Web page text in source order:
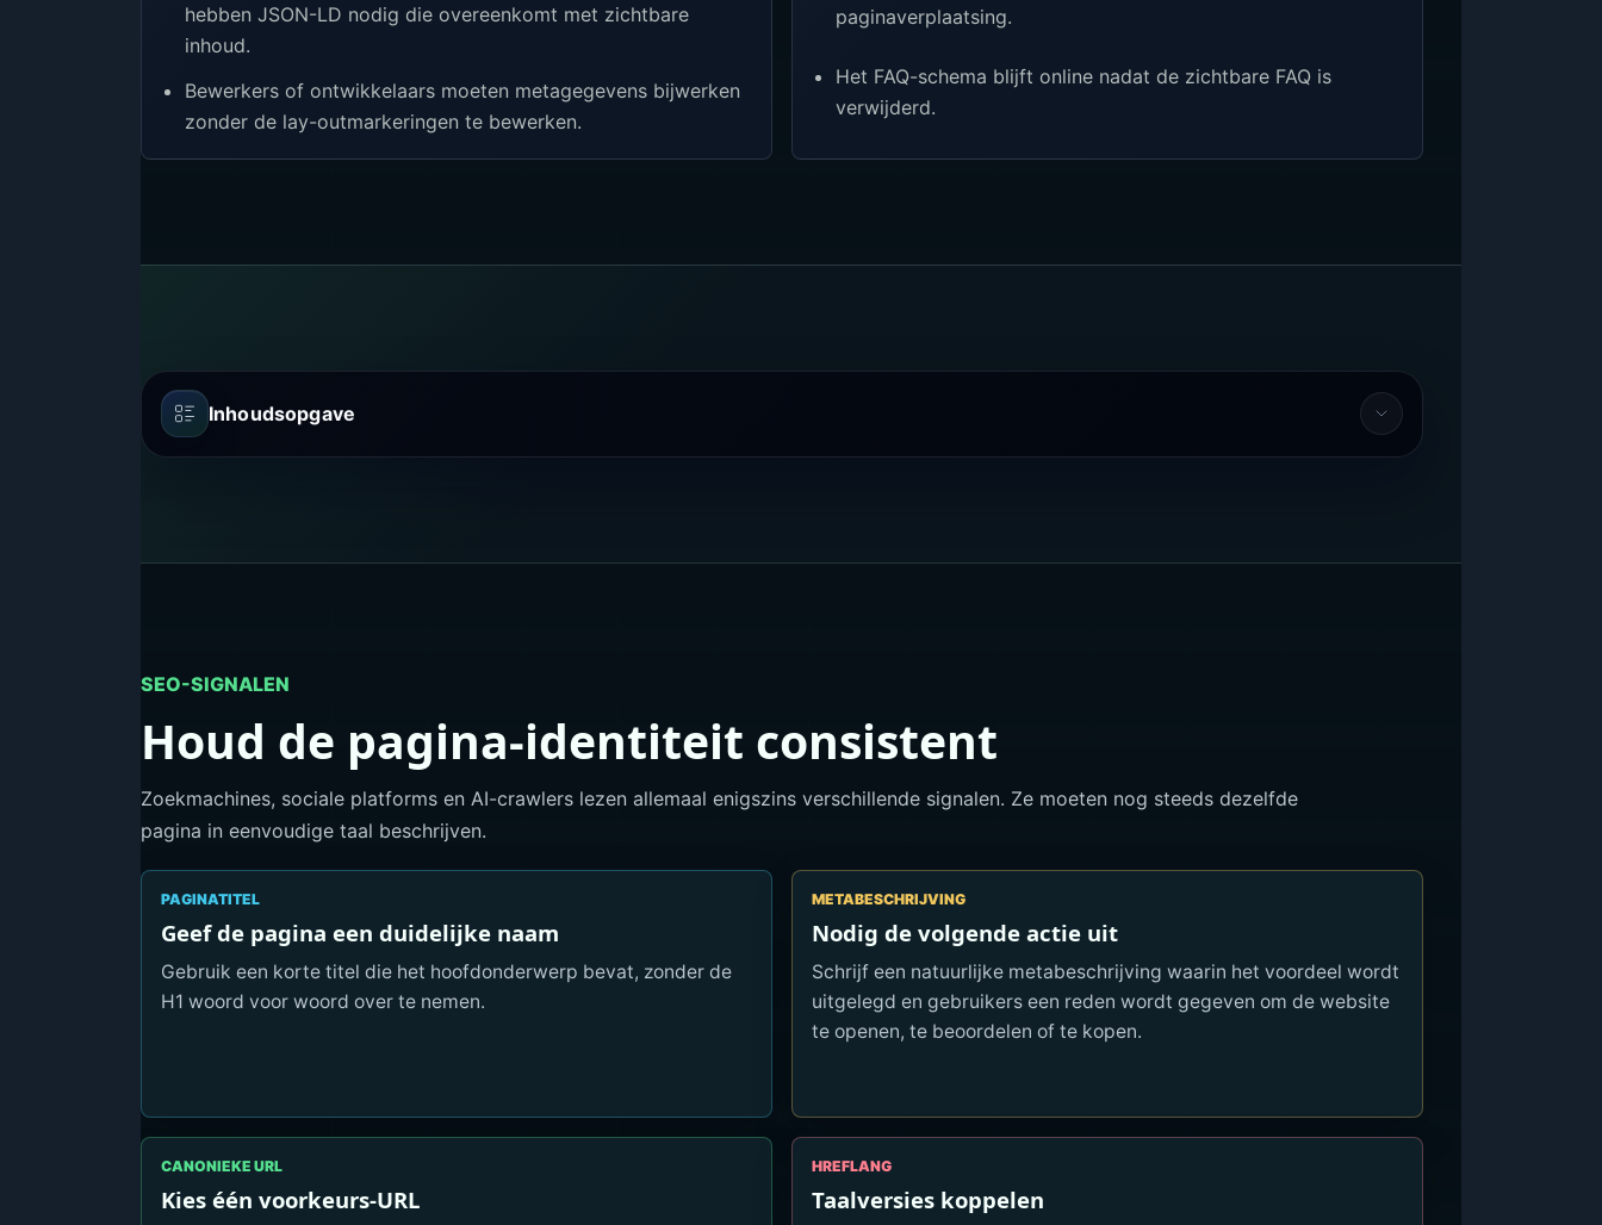
hebben JSON-LD nodig die overeenkomt met zichtbare
inhoud.
Bewerkers of ontwikkelaars moeten metagegevens bijwerken
zonder de lay-outmarkeringen te bewerken.
paginaverplaatsing.
Het FAQ-schema blijft online nadat de zichtbare FAQ is
verwijderd.
Inhoudsopgave
SEO-SIGNALEN
Houd de pagina-identiteit consistent
Zoekmachines, sociale platforms en AI-crawlers lezen allemaal enigszins verschillende signalen. Ze moeten nog steeds dezelfde
pagina in eenvoudige taal beschrijven.
PAGINATITEL
Geef de pagina een duidelijke naam
Gebruik een korte titel die het hoofdonderwerp bevat, zonder de
H1 woord voor woord over te nemen.
METABESCHRIJVING
Nodig de volgende actie uit
Schrijf een natuurlijke metabeschrijving waarin het voordeel wordt
uitgelegd en gebruikers een reden wordt gegeven om de website
te openen, te beoordelen of te kopen.
CANONIEKE URL
Kies één voorkeurs-URL
HREFLANG
Taalversies koppelen